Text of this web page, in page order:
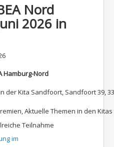
Nord
2026 in
Hamburg-Nord
in der Kita Sandfoort, Sandfoort 39,
Aktuelle Themen in den
Teilnahme
im